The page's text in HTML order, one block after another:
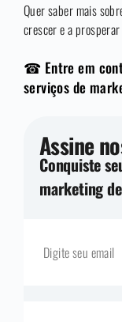
Quer saber mais
crescer e a
☎ Entre em
serviços de
Assine
Conquiste
marketing